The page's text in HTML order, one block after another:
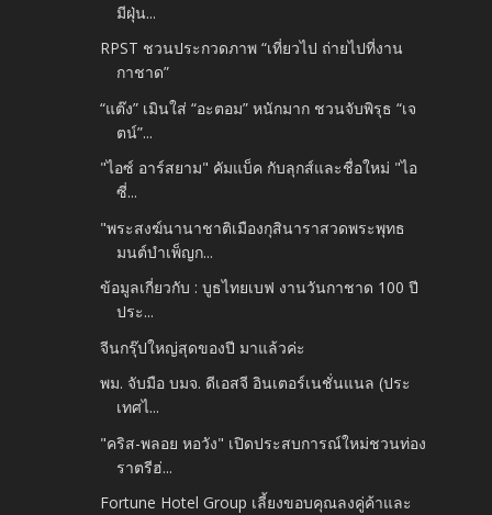
มีฝุ่น...
RPST ชวนประกวดภาพ “เที่ยวไป ถ่ายไปที่งาน
กาชาด”
“แต๊ง” เมินใส่ “อะตอม” หนักมาก ชวนจับพิรุธ “เจ
ตน์”...
"ไอซ์ อาร์สยาม" คัมแบ็ค กับลุกส์และชื่อใหม่ "ไอ
ซี่...
"พระสงฆ์นานาชาติเมืองกุสินาราสวดพระพุทธ
มนต์บำเพ็ญก...
ข้อมูลเกี่ยวกับ : บูธไทยเบฟ งานวันกาชาด 100 ปี
ประ...
จีนกรุ๊ปใหญ่สุดของปี มาแล้วค่ะ
พม. จับมือ บมจ. ดีเอสจี อินเตอร์เนชั่นแนล (ประ
เทศไ...
"คริส-พลอย หอวัง" เปิดประสบการณ์ใหม่ชวนท่อง
ราตรีฮ่...
Fortune Hotel Group เลี้ยงขอบคุณลงคู่ค้าและ